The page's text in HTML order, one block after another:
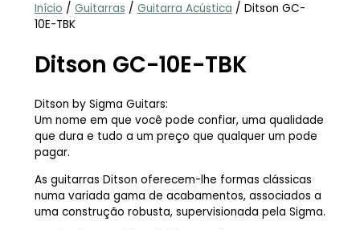
Início / Guitarras / Guitarra Acústica / Ditson GC-
10E-TBK
Ditson GC-10E-TBK
Ditson by Sigma Guitars:
Um nome em que você pode confiar, uma qualidade
que dura e tudo a um preço que qualquer um pode
pagar.
As guitarras Ditson oferecem-lhe formas clássicas
numa variada gama de acabamentos, associados a
uma construção robusta, supervisionada pela Sigma.